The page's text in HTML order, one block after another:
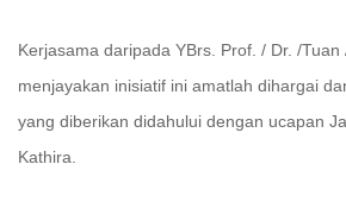
Kerjasama daripada YBrs. Prof. / Dr. /Tuan
menjayakan inisiatif ini amatlah dihargai
yang diberikan didahului dengan ucapan
Kathira.